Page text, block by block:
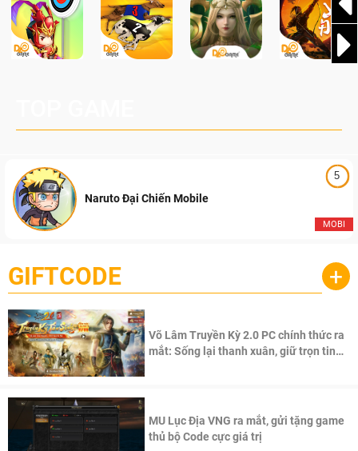
5
MOBI
Naruto Đại Chiến Mobile
GIFTCODE +
Võ Lâm Truyền Kỳ 2.0 PC chính thức ra
mắt: Sống lại thanh xuân, giữ trọn tinh
MU Lục Địa VNG ra mắt, gửi tặng game
thủ bộ Code cực giá trị